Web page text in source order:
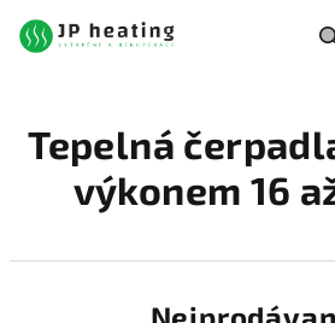
obsah
Tepelná
výkonem 16